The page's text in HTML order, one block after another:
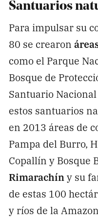
Santuarios
Para impulsar su
80 se crearon
como el Parque
Bosque de
Santuario
estos santuarios
en 2013 áreas de
Pampa del Burro,
Copallín y Bosque
Rimarachíny su
de estas 100
y ríos de la